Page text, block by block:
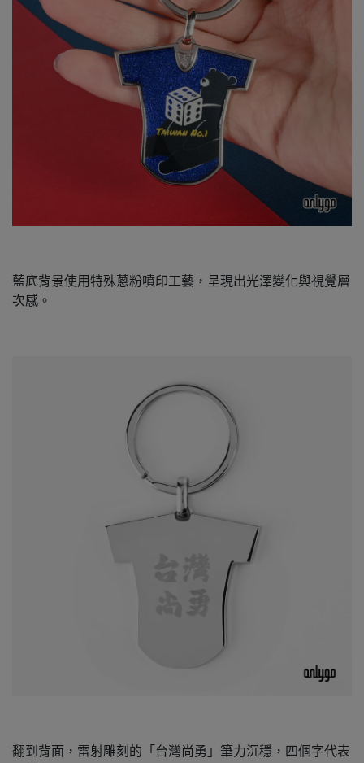
藍底背景使用特殊蔥粉噴印工藝，呈現出光澤變化與視覺層
次感。
翻到背面，雷射雕刻的「台灣尚勇」筆力沉穩，四個字代表